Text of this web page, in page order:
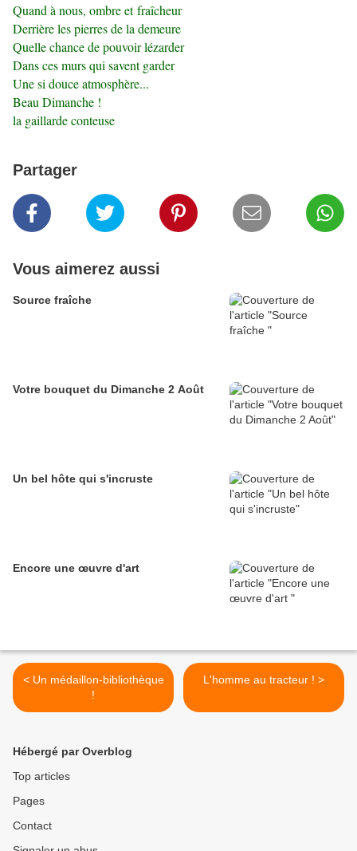
Quand à nous, ombre et fraîcheur
Derrière les pierres de la demeure
Quelle chance de pouvoir lézarder
Dans ces murs qui savent garder
Une si douce atmosphère...
Beau Dimanche !
la gaillarde conteuse
Partager
Vous aimerez aussi
Source fraîche
Votre bouquet du Dimanche 2 Août
Un bel hôte qui s'incruste
Encore une œuvre d'art
< Un médaillon-bibliothèque
!
L'homme au tracteur ! >
Hébergé par Overblog
Top articles
Pages
Contact